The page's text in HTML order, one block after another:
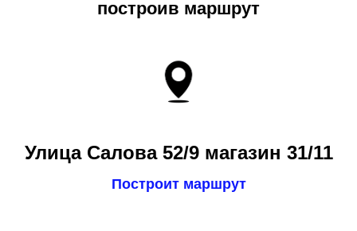
построив маршрут
Улица Салова 52/9 магазин 31/11
Построит маршрут